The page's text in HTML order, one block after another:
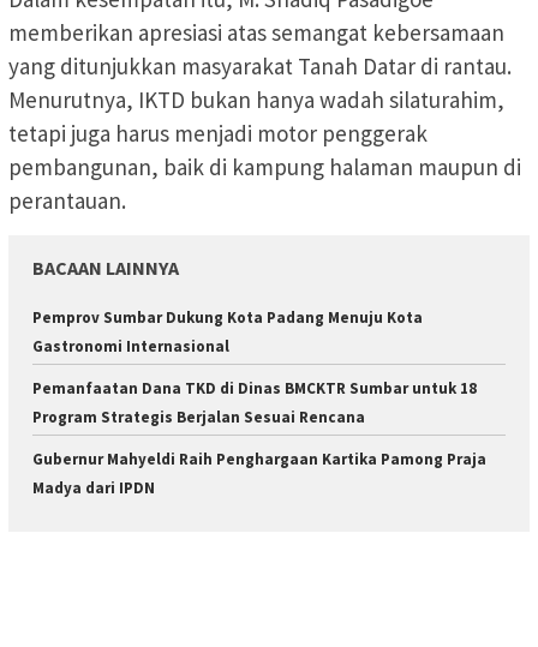
memberikan apresiasi atas semangat kebersamaan
yang ditunjukkan masyarakat Tanah Datar di rantau.
Menurutnya, IKTD bukan hanya wadah silaturahim,
tetapi juga harus menjadi motor penggerak
pembangunan, baik di kampung halaman maupun di
perantauan.
BACAAN LAINNYA
Pemprov Sumbar Dukung Kota Padang Menuju Kota
Gastronomi Internasional
Pemanfaatan Dana TKD di Dinas BMCKTR Sumbar untuk 18
Program Strategis Berjalan Sesuai Rencana
Gubernur Mahyeldi Raih Penghargaan Kartika Pamong Praja
Madya dari IPDN